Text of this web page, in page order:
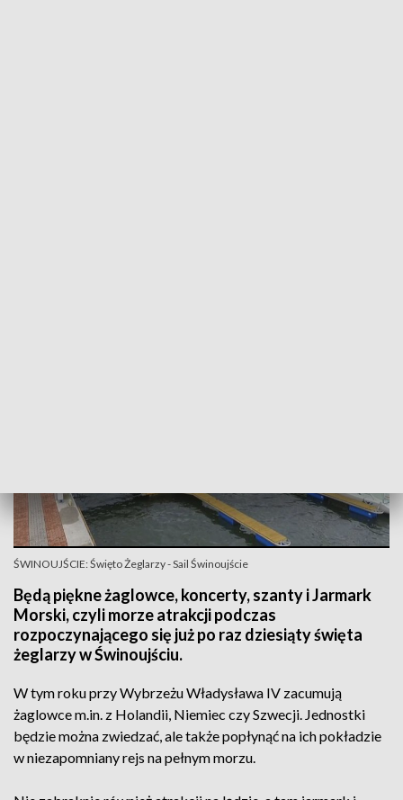
ŚWINOUJŚCIE: Święto Żeglarzy - Sail Świnoujście
Będą piękne żaglowce, koncerty, szanty i Jarmark
Morski, czyli morze atrakcji podczas
rozpoczynającego się już po raz dziesiąty święta
żeglarzy w Świnoujściu.
W tym roku przy Wybrzeżu Władysława IV zacumują
żaglowce m.in. z Holandii, Niemiec czy Szwecji. Jednostki
będzie można zwiedzać, ale także popłynąć na ich pokładzie
w niezapomniany rejs na pełnym morzu.